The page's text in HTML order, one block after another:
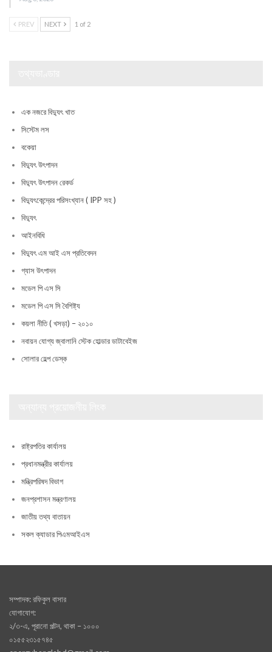
PREV NEXT 1 of 2
এক নজরে বিদ্যুৎ খাত
সিস্টেম লস
বকেয়া
বিদ্যুৎ উৎপাদন
বিদ্যুৎ উৎপাদন রেকর্ড
বিদ্যুৎকেন্দ্রের পরিসংখ্যান ( IPP সহ )
বিদ্যুৎ
আইনবিধি
বিদ্যুৎ এম আই এস প্রতিবেদন
গ্যাস উৎপাদন
মডেল পি এস সি
মডেল পি এস সি বৈশিষ্ট্য
কয়লা নীতি ( খসড়া) – ২০১০
নবায়ন যোগ্য জ্বালানি স্টেক হোল্ডার ডাটাবেইজ
সোলার হেল্প ডেস্ক
রাষ্ট্রপতির কার্যালয়
প্রধানমন্ত্রীর কার্যালয়
মন্ত্রিপরিষদ বিভাগ
জনপ্রশাসন মন্ত্রণালয়
জাতীয় তথ্য বাতায়ন
সকল ক্যাডার পিএমআইএস
সম্পাদক: রফিকুল বাসার
যোগাযোগ:
২/৩-এ, পূরানো পল্টন, থাকা – ১০০০
০১৫৫২৩১৫৭৪৫